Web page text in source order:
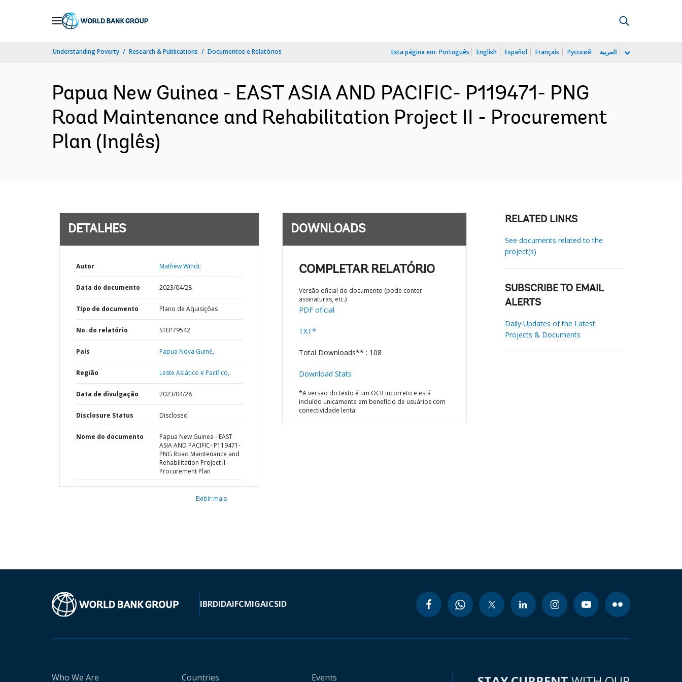
Understanding Poverty Research & Publications Documentos e Relatórios Esta página em: Português English Español Français Русский العربية
Papua New Guinea - EAST ASIA AND PACIFIC- P119471- PNG
Road Maintenance and Rehabilitation Project II - Procurement
Plan (Inglês)
DETALHES
Autor Mathew Windi;
Data do documento 2023/04/28
TIpo de documento Plano de Aquisições
No. do relatório STEP79542
País Papua Nova Guiné,
Região Leste Asiático e Pacífico,
Data de divulgação 2023/04/28
Disclosure Status Disclosed
Nome do documento
Papua New Guinea - EAST
ASIA AND PACIFIC- P119471-
PNG Road Maintenance and
Rehabilitation Project II -
Procurement Plan
Exibir mais
DOWNLOADS
COMPLETAR RELATÓRIO
Versão oficial do documento (pode conter
assinaturas, etc.)
PDF oficial
TXT*
Total Downloads** : 108
Download Stats
*A versão do texto é um OCR incorreto e está
incluído unicamente em benefício de usuários com
conectividade lenta.
RELATED LINKS
See documents related to the
project(s)
SUBSCRIBE TO EMAIL
ALERTS
Daily Updates of the Latest
Projects & Documents
IBRDIDAIFCMIGAICSID
Who We Are Countries Events